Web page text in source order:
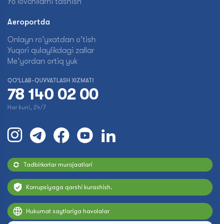
Aeroportda
Onlayn ro'yxatdan o'tish
Yuqori qulaylikdagi zallar
Me'yordan ortiq yuk
QO'LLAB-QUVVATLASH XIZMATI
78 140 02 00
Har kuni, 24/7
Tadbirkorlar murojaatlari
Korrupsiyaga qarshi kurashish.
Hukumat saytlariga havolalar